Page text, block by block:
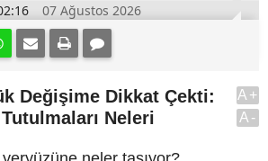
07 Ağustos 2026
Değişime Dikkat Çekti:
Neleri
A+
A-